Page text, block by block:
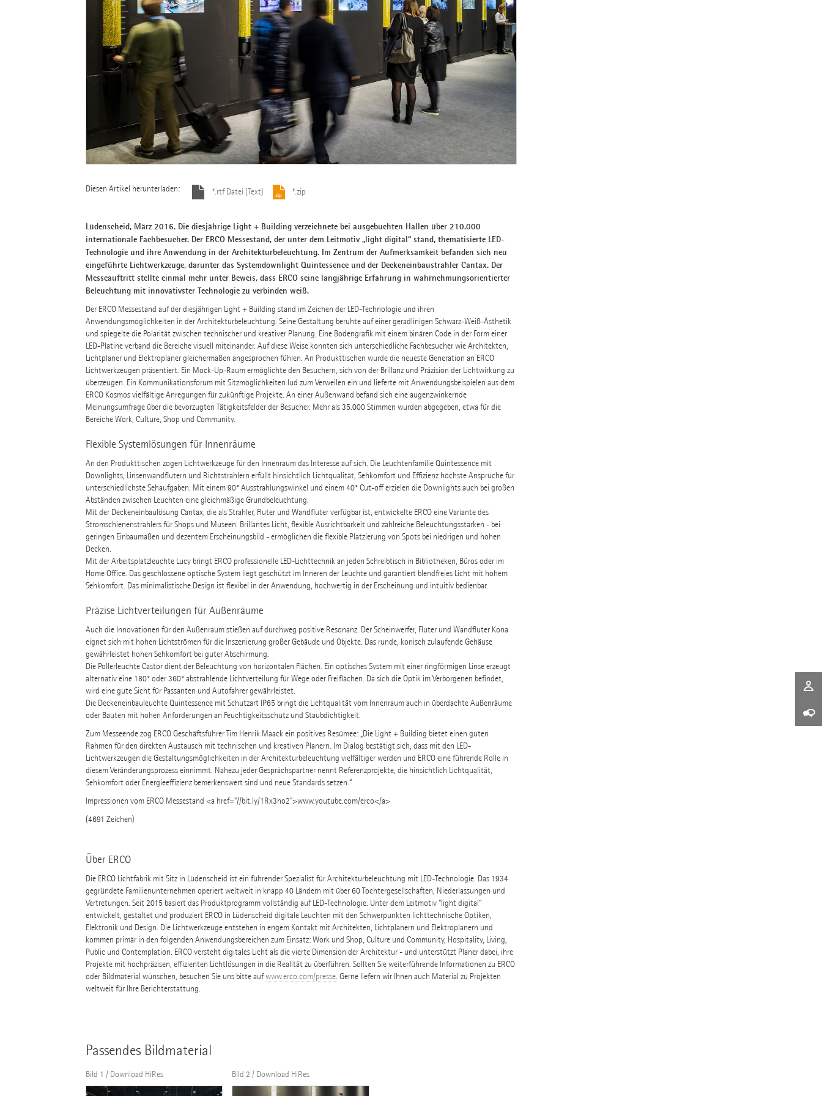
Diesen Artikel herunterladen: *.rtf Datei (Text) *.zip
Lüdenscheid, März 2016. Die diesjährige Light + Building verzeichnete bei ausgebuchten Hallen über 210.000
internationale Fachbesucher. Der ERCO Messestand, der unter dem Leitmotiv „light digital“ stand, thematisierte LED-
Technologie und ihre Anwendung in der Architekturbeleuchtung. Im Zentrum der Aufmerksamkeit befanden sich neu
eingeführte Lichtwerkzeuge, darunter das Systemdownlight Quintessence und der Deckeneinbaustrahler Cantax. Der
Messeauftritt stellte einmal mehr unter Beweis, dass ERCO seine langjährige Erfahrung in wahrnehmungsorientierter
Beleuchtung mit innovativster Technologie zu verbinden weiß.
Der ERCO Messestand auf der diesjährigen Light + Building stand im Zeichen der LED-Technologie und ihren
Anwendungsmöglichkeiten in der Architekturbeleuchtung. Seine Gestaltung beruhte auf einer geradlinigen Schwarz-Weiß-Ästhetik
und spiegelte die Polarität zwischen technischer und kreativer Planung. Eine Bodengrafik mit einem binären Code in der Form einer
LED-Platine verband die Bereiche visuell miteinander. Auf diese Weise konnten sich unterschiedliche Fachbesucher wie Architekten,
Lichtplaner und Elektroplaner gleichermaßen angesprochen fühlen. An Produkttischen wurde die neueste Generation an ERCO
Lichtwerkzeugen präsentiert. Ein Mock-Up-Raum ermöglichte den Besuchern, sich von der Brillanz und Präzision der Lichtwirkung zu
überzeugen. Ein Kommunikationsforum mit Sitzmöglichkeiten lud zum Verweilen ein und lieferte mit Anwendungsbeispielen aus dem
ERCO Kosmos vielfältige Anregungen für zukünftige Projekte. An einer Außenwand befand sich eine augenzwinkernde
Meinungsumfrage über die bevorzugten Tätigkeitsfelder der Besucher. Mehr als 35.000 Stimmen wurden abgegeben, etwa für die
Bereiche Work, Culture, Shop und Community.
Flexible Systemlösungen für Innenräume
An den Produkttischen zogen Lichtwerkzeuge für den Innenraum das Interesse auf sich. Die Leuchtenfamilie Quintessence mit
Downlights, Linsenwandflutern und Richtstrahlern erfüllt hinsichtlich Lichtqualität, Sehkomfort und Effizienz höchste Ansprüche für
unterschiedlichste Sehaufgaben. Mit einem 90° Ausstrahlungswinkel und einem 40° Cut-off erzielen die Downlights auch bei großen
Abständen zwischen Leuchten eine gleichmäßige Grundbeleuchtung.
Mit der Deckeneinbaulösung Cantax, die als Strahler, Fluter und Wandfluter verfügbar ist, entwickelte ERCO eine Variante des
Stromschienenstrahlers für Shops und Museen. Brillantes Licht, flexible Ausrichtbarkeit und zahlreiche Beleuchtungsstärken - bei
geringen Einbaumaßen und dezentem Erscheinungsbild - ermöglichen die flexible Platzierung von Spots bei niedrigen und hohen
Decken.
Mit der Arbeitsplatzleuchte Lucy bringt ERCO professionelle LED-Lichttechnik an jeden Schreibtisch in Bibliotheken, Büros oder im
Home Office. Das geschlossene optische System liegt geschützt im Inneren der Leuchte und garantiert blendfreies Licht mit hohem
Sehkomfort. Das minimalistische Design ist flexibel in der Anwendung, hochwertig in der Erscheinung und intuitiv bedienbar.
Präzise Lichtverteilungen für Außenräume
Auch die Innovationen für den Außenraum stießen auf durchweg positive Resonanz. Der Scheinwerfer, Fluter und Wandfluter Kona
eignet sich mit hohen Lichtströmen für die Inszenierung großer Gebäude und Objekte. Das runde, konisch zulaufende Gehäuse
gewährleistet hohen Sehkomfort bei guter Abschirmung.
Die Pollerleuchte Castor dient der Beleuchtung von horizontalen Flächen. Ein optisches System mit einer ringförmigen Linse erzeugt
alternativ eine 180° oder 360° abstrahlende Lichtverteilung für Wege oder Freiflächen. Da sich die Optik im Verborgenen befindet,
wird eine gute Sicht für Passanten und Autofahrer gewährleistet.
Die Deckeneinbauleuchte Quintessence mit Schutzart IP65 bringt die Lichtqualität vom Innenraum auch in überdachte Außenräume
oder Bauten mit hohen Anforderungen an Feuchtigkeitsschutz und Staubdichtigkeit.
Zum Messeende zog ERCO Geschäftsführer Tim Henrik Maack ein positives Resümee: „Die Light + Building bietet einen guten
Rahmen für den direkten Austausch mit technischen und kreativen Planern. Im Dialog bestätigt sich, dass mit den LED-
Lichtwerkzeugen die Gestaltungsmöglichkeiten in der Architekturbeleuchtung vielfältiger werden und ERCO eine führende Rolle in
diesem Veränderungsprozess einnimmt. Nahezu jeder Gesprächspartner nennt Referenzprojekte, die hinsichtlich Lichtqualität,
Sehkomfort oder Energieeffizienz bemerkenswert sind und neue Standards setzen.“
Impressionen vom ERCO Messestand <a href="//bit.ly/1Rx3ho2">www.youtube.com/erco</a>
(4691 Zeichen)
Über ERCO
Die ERCO Lichtfabrik mit Sitz in Lüdenscheid ist ein führender Spezialist für Architekturbeleuchtung mit LED-Technologie. Das 1934
gegründete Familienunternehmen operiert weltweit in knapp 40 Ländern mit über 60 Tochtergesellschaften, Niederlassungen und
Vertretungen. Seit 2015 basiert das Produktprogramm vollständig auf LED-Technologie. Unter dem Leitmotiv "light digital"
entwickelt, gestaltet und produziert ERCO in Lüdenscheid digitale Leuchten mit den Schwerpunkten lichttechnische Optiken,
Elektronik und Design. Die Lichtwerkzeuge entstehen in engem Kontakt mit Architekten, Lichtplanern und Elektroplanern und
kommen primär in den folgenden Anwendungsbereichen zum Einsatz: Work und Shop, Culture und Community, Hospitality, Living,
Public und Contemplation. ERCO versteht digitales Licht als die vierte Dimension der Architektur - und unterstützt Planer dabei, ihre
Projekte mit hochpräzisen, effizienten Lichtlösungen in die Realität zu überführen. Sollten Sie weiterführende Informationen zu ERCO
oder Bildmaterial wünschen, besuchen Sie uns bitte aufwww.erco.com/presse. Gerne liefern wir Ihnen auch Material zu Projekten
weltweit für Ihre Berichterstattung.
Passendes Bildmaterial
Bild 1 / Download HiRes Bild 2 / Download HiRes